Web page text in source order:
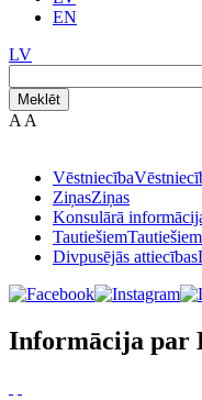
EN
LV
Meklēt
A A
Vēstniecība
ZiņasZiņas
Konsulārā
TautiešiemTautiešiem
Divpusējās attiecības
Informācija par